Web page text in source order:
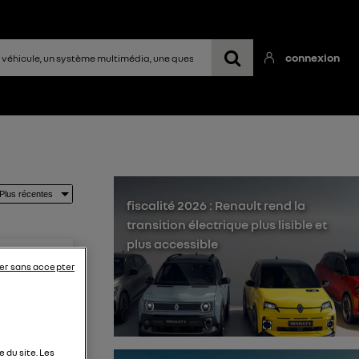
connexion
le
fiscalité 2026 : Renault rend la
transition électrique plus lisible et
plus accessible
du site. Les
sans accepter